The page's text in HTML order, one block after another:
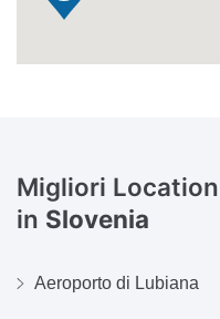
Migliori
in Slovenia
Aeroporto di Lubiana